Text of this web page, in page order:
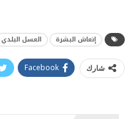
إنعاش البشرة العسل البلدي
شارك Facebook